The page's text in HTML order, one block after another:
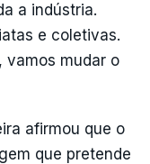
a indústria.
e coletivas.
vamos mudar o
afirmou que o
que pretende